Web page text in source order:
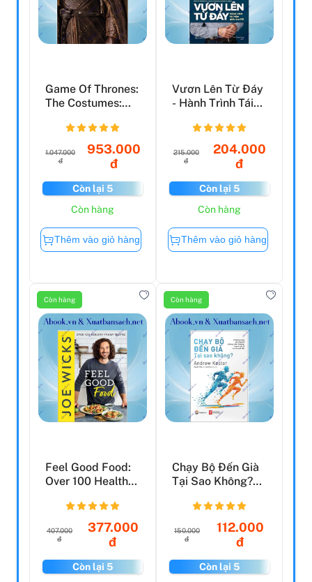
Game Of Thrones:
The Costumes:
Costum...
1.047.000
đ
953.000
đ
Còn lại 5
Còn hàng
Thêm vào giỏ hàng
Vươn Lên Từ Đáy
- Hành Trình Tái
215.000
đ
204.000
đ
Còn lại 5
Còn hàng
Thêm vào giỏ hàng
Còn hàng
Feel Good Food:
Over 100 Healthy
407.000
đ
377.000
đ
Còn lại 5
Còn hàng
Chạy Bộ Đến Già
Tại Sao Không?
Chạy Bộ...
150.000
đ
112.000
đ
Còn lại 5